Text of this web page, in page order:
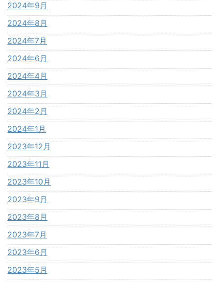
2024年9月
2024年8月
2024年7月
2024年6月
2024年4月
2024年3月
2024年2月
2024年1月
2023年12月
2023年11月
2023年10月
2023年9月
2023年8月
2023年7月
2023年6月
2023年5月